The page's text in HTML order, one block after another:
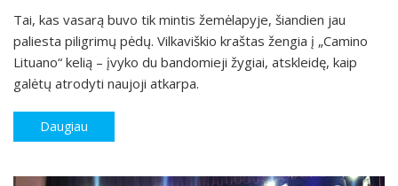
Tai, kas vasarą buvo tik mintis žemėlapyje, šiandien jau
paliesta piligrimų pėdų. Vilkaviškio kraštas žengia į „Camino
Lituano“ kelią – įvyko du bandomieji žygiai, atskleidę, kaip
galėtų atrodyti naujoji atkarpa.
Daugiau